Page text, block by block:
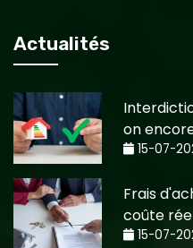
Actualités
on
15-07-
Frais
coûte
15-07-